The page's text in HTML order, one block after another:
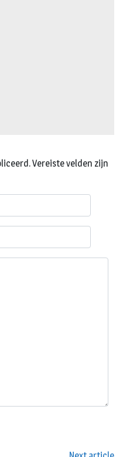
Vereiste velden zijn